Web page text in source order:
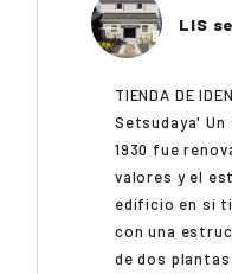
LIS
TIENDA DE
Setsudaya'
1930 fue
valores y el
edificio en sí
con una
de dos